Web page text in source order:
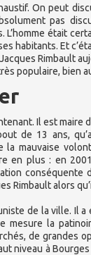
On peut
pas
était
habitants. Et
Rimbault
populaire,
Il est maire
de 13 ans,
mauvaise
en plus : en
Rimbault alors
de la ville. Il
mesure la
de grandes
niveau à